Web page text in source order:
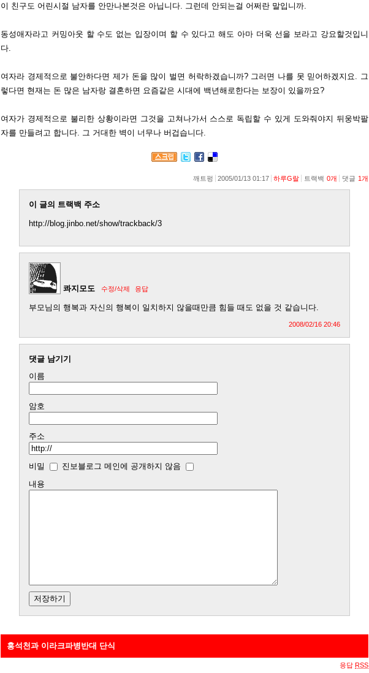
이 친구도 어린시절 남자를 안만나본것은 아닙니다. 그런데 안되는걸 어쩌란 말입니까.
동성애자라고 커밍아웃 할 수도 없는 입장이며 할 수 있다고 해도 아마 더욱 선을 보라고 강요할것입니
다.
여자라 경제적으로 불안하다면 제가 돈을 많이 벌면 허락하겠습니까? 그러면 나를 못 믿어하겠지요. 그
렇다면 현재는 돈 많은 남자랑 결혼하면 요즘같은 시대에 백년해로한다는 보장이 있을까요?
여자가 경제적으로 불리한 상황이라면 그것을 고쳐나가서 스스로 독립할 수 있게 도와줘야지 뒤웅박팔
자를 만들려고 합니다. 그 거대한 벽이 너무나 버겁습니다.
깨트펑 2005/01/13 01:17 하루G랄 트랙백 0개 댓글 1개
이 글의 트랙백 주소
http://blog.jinbo.net/show/trackback/3
콰지모도 수정/삭제 응답
부모님의 행복과 자신의 행복이 일치하지 않을때만큼 힘들 때도 없을 것 같습니다.
2008/02/16 20:46
댓글 남기기
이름
암호
주소
비밀
진보블로그 메인에 공개하지 않음
내용
홍석천과 이라크파병반대 단식
응답 RSS